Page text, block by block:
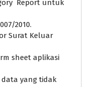
Report untuk
2010.
Surat Keluar
sheet aplikasi
yang tidak